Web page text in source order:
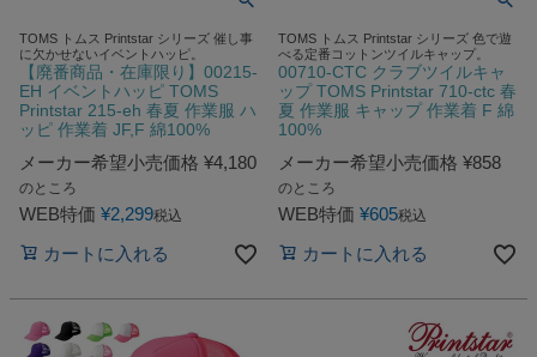
TOMS トムス Printstar シリーズ 催し事
に欠かせないイベントハッピ。
【廃番商品・在庫限り】00215-
EH イベントハッピ TOMS
Printstar 215-eh 春夏 作業服 ハ
ッピ 作業着 JF,F 綿100%
メーカー希望小売価格 ¥4,180
のところ
WEB特価 ¥2,299税込
カートに入れる
TOMS トムス Printstar シリーズ 色で遊
べる定番コットンツイルキャップ。
00710-CTC クラブツイルキャ
ップ TOMS Printstar 710-ctc 春
夏 作業服 キャップ 作業着 F 綿
100%
メーカー希望小売価格 ¥858
のところ
WEB特価 ¥605税込
カートに入れる